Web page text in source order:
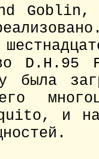
Goblin,
D.H.95
была
и